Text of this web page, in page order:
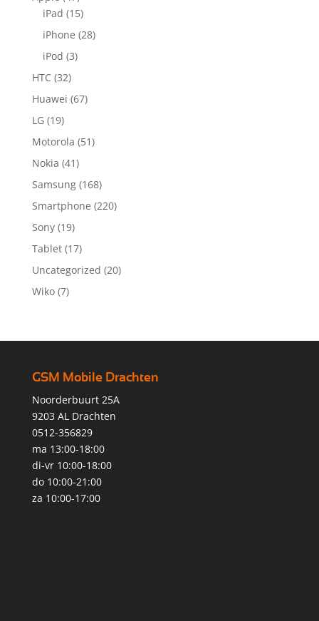
iPad (15)
iPhone (28)
iPod (3)
HTC (32)
Huawei (67)
LG (19)
Motorola (51)
Nokia (41)
Samsung (168)
Smartphone (220)
Sony (19)
Tablet (17)
Uncategorized (20)
Wiko (7)
GSM Mobile Drachten
Noorderbuurt 25A
9203 AL Drachten
0512-356829
ma 13:00-18:00
di-vr 10:00-18:00
do 10:00-21:00
za 10:00-17:00